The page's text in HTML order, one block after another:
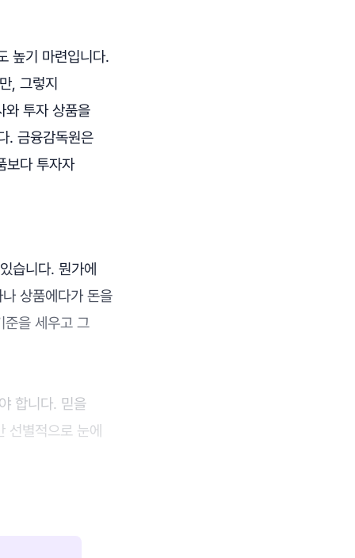
높기 마련입니다.
, 그렇지
와 투자 상품을
. 금융감독원은
보다 투자자
습니다. 뭔가에
상품에다가 돈을
준을 세우고 그
합니다. 믿을
선별적으로 눈에